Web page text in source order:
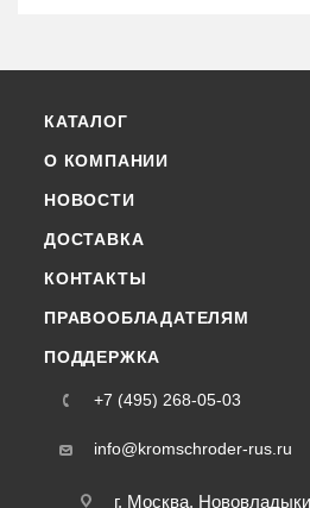
КАТАЛОГ
О КОМПАНИИ
НОВОСТИ
ДОСТАВКА
КОНТАКТЫ
ПРАВООБЛАДАТЕЛЯМ
ПОДДЕРЖКА
+7 (495) 268-05-03
info@kromschroder-rus.ru
г. Москва,